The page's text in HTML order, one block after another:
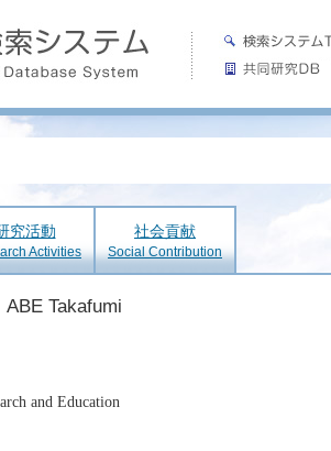
究活動
Activities
社会貢献
Social Contribution
ABE Takafumi
and Education